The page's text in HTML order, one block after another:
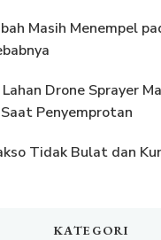
Masih Menempel
Drone Sprayer
Penyemprotan
Tidak Bulat dan
KATEGORI